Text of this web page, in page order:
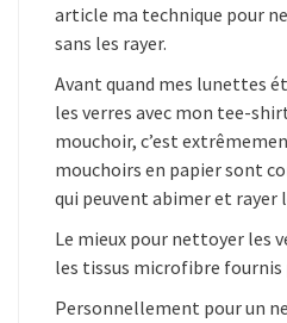
article ma technique pour
sans les rayer.
Avant quand mes lunettes
les verres avec mon tee-
mouchoir, c’est
mouchoirs en papier sont
qui peuvent abimer et rayer
Le mieux pour nettoyer les
les tissus microfibre fournis
Personnellement pour un